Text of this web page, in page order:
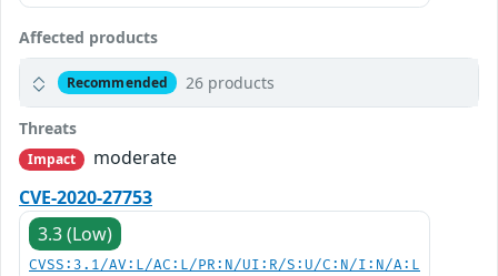
Affected products
Recommended 26 products
Threats
Impact
moderate
CVE-2020-27753
3.3 (Low)
CVSS:3.1/AV:L/AC:L/PR:N/UI:R/S:U/C:N/I:N/A:L